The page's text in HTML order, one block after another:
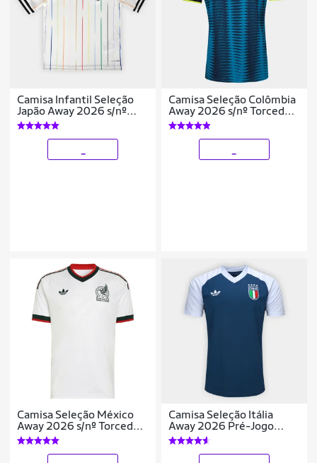
Camisa Infantil Seleção
Japão Away 2026 s/nº
Torcedor Adidas Originals
Camisa Seleção Colômbia
Away 2026 s/nº Torcedor
Adidas Originals
Masculina
Camisa Seleção México
Away 2026 s/nº Torcedor
Adidas Originals
Masculina
Camisa Seleção Itália
Away 2026 Pré-Jogo
Adidas Originals
Masculina